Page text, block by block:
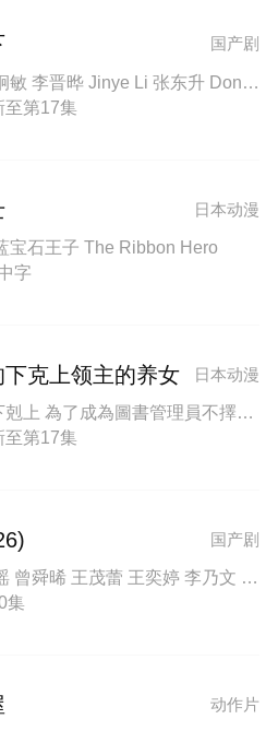
国产剧
宋昕冉 张炯敏 李晋晔 Jinye Li 张东升 Dongsheng Zhang 李七月
至第17集
日本动漫
宝石王子 The Ribbon Hero
字
日本动漫
克上领主的养女
小書痴的下剋上 為了成為圖書管理員不擇手段！領主的養女 小书痴的下克上～为了成为图书管理员而不择手段～ 第四季 本好きの下剋上～司書になるためには手段を選んでいられません～
至第17集
国产剧
陈伟霆 陈瑶 曾舜晞 王茂蕾 王奕婷 李乃文 释小龙 应灏铭 季肖冰 胡耘豪 徐正溪 章涛 王祖一 刘畅 杨钧丞 杨昊博 陈鸿锦 吴圣麒 林秋楠 扈帷 雷丰瑞
集
动作片